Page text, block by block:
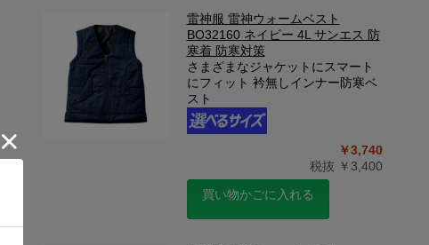
雷神服 雷神ウォームベスト
BO32160 ネイビー 4L サンエス 防
寒着 防寒対策
さまざまなジャケットにスマート
にフィット 衿無しインナー防寒ベ
スト
￥3,740
税抜 ￥3,400
買い物かごに入れる